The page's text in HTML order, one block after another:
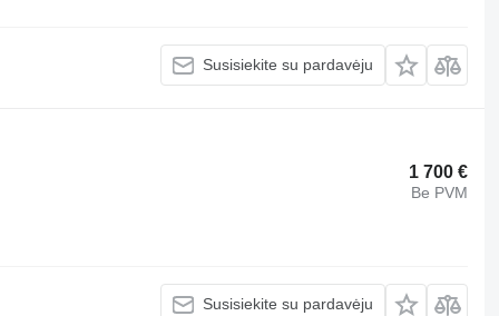
Susisiekite su pardavėju
1 700 €
Be PVM
Susisiekite su pardavėju